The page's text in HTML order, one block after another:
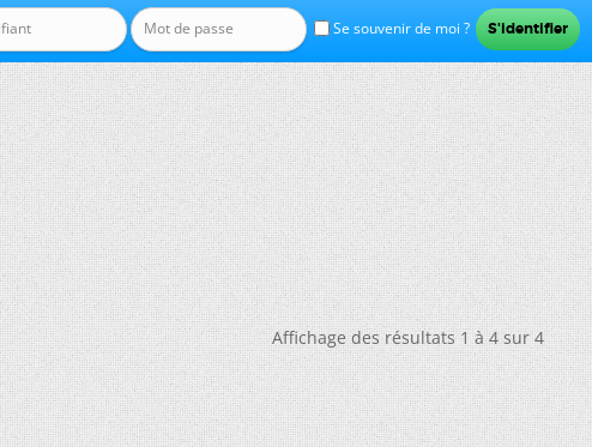
Se souvenir de moi ?
Affichage des résultats 1 à 4 sur 4